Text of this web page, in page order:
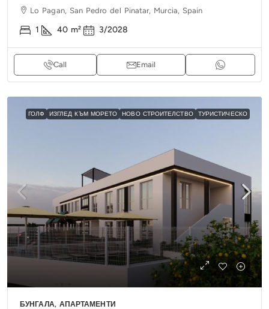
Lo Pagan, San Pedro del Pinatar, Murcia, Spain
1 40 m² 3/2028
Call Email
ГОЛФ ИЗГЛЕД КЪМ МОРЕТО НОВО СТРОИТЕЛСТВО ТУРИСТИЧЕСКО
БУНГАЛА, АПАРТАМЕНТИ